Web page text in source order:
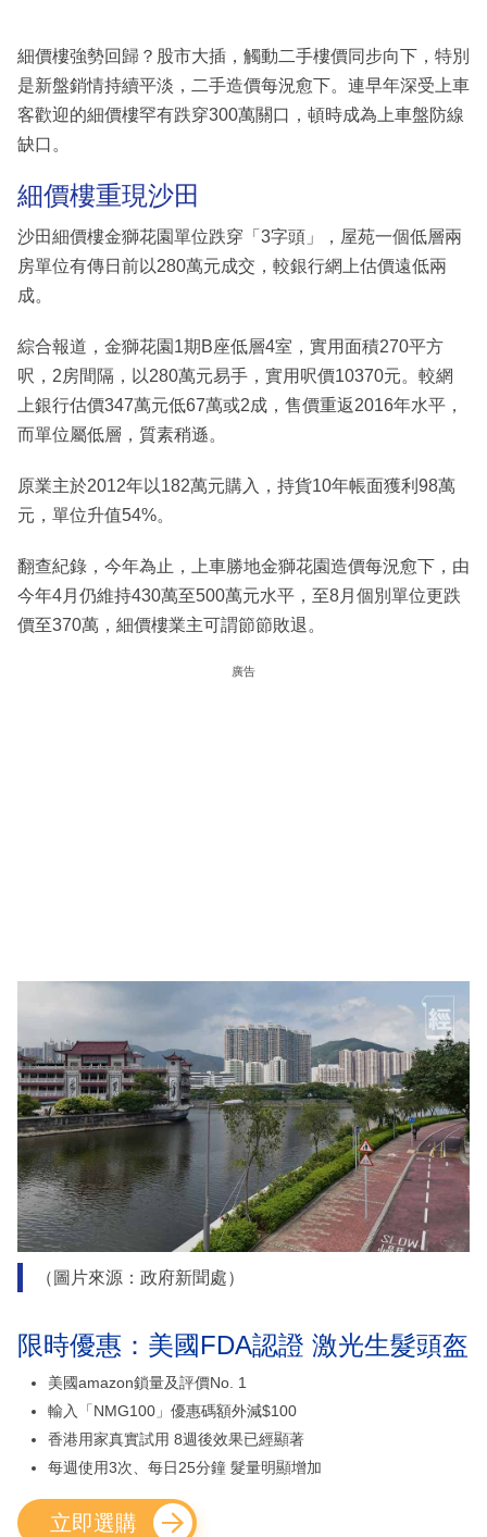
區
細價樓強勢回歸？股市大插，觸動二手樓價同步向下，特別
是新盤銷情持續平淡，二手造價每況愈下。連早年深受上車
客歡迎的細價樓罕有跌穿300萬關口，頓時成為上車盤防線
缺口。
細價樓重現沙田
沙田細價樓金獅花園單位跌穿「3字頭」，屋苑一個低層兩
房單位有傳日前以280萬元成交，較銀行網上估價遠低兩
成。
綜合報道，金獅花園1期B座低層4室，實用面積270平方
呎，2房間隔，以280萬元易手，實用呎價10370元。較網
上銀行估價347萬元低67萬或2成，售價重返2016年水平，
而單位屬低層，質素稍遜。
原業主於2012年以182萬元購入，持貨10年帳面獲利98萬
元，單位升值54%。
翻查紀錄，今年為止，上車勝地金獅花園造價每況愈下，由
今年4月仍維持430萬至500萬元水平，至8月個別單位更跌
價至370萬，細價樓業主可謂節節敗退。
廣告
（圖片來源：政府新聞處）
限時優惠：美國FDA認證 激光生髮頭盔
美國amazon鎖量及評價No. 1
輸入「NMG100」優惠碼額外減$100
香港用家真實試用 8週後效果已經顯著
每週使用3次、每日25分鐘 髮量明顯增加
立即選購